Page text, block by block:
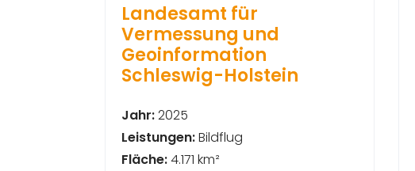
Landesamt für
Vermessung und
Geoinformation
Schleswig-Holstein
Jahr:2025
Leistungen:Bildflug
Fläche:4.171 km²